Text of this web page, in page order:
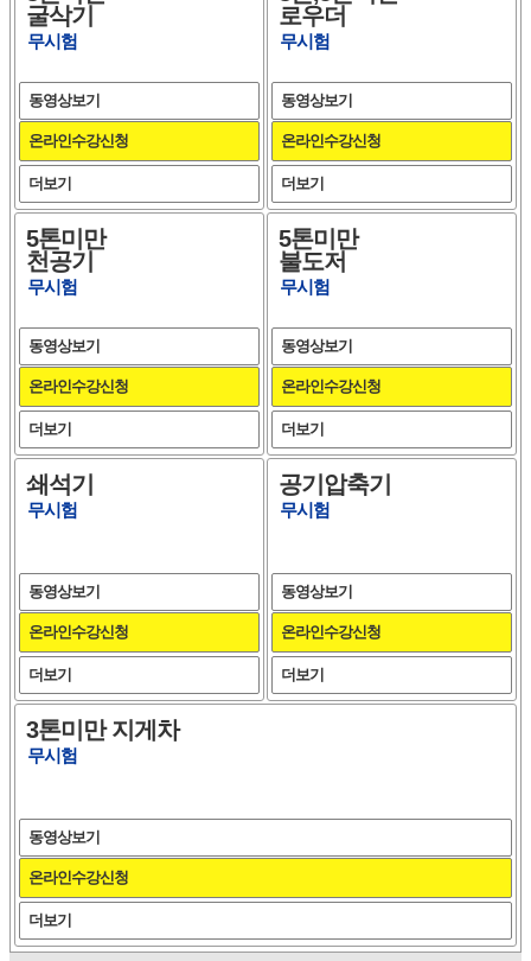
굴삭기
무시험
더보기
온라인수강신청
동영상보기
로우더
무시험
더보기
온라인수강신청
동영상보기
5톤미만
천공기
무시험
더보기
온라인수강신청
동영상보기
5톤미만
불도저
무시험
더보기
온라인수강신청
동영상보기
쇄석기
무시험
더보기
온라인수강신청
동영상보기
공기압축기
무시험
더보기
온라인수강신청
동영상보기
3톤미만 지게차
무시험
더보기
온라인수강신청
동영상보기